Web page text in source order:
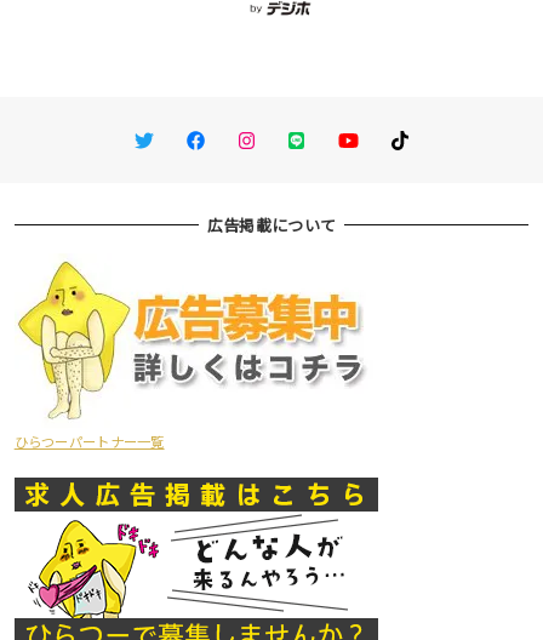
TwitterFacebookInstagram
LINE You TubeTikTok
広告掲載について
ひらつーパートナー一覧